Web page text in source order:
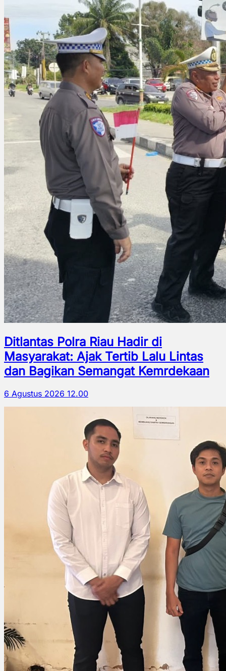
Ditlantas Polra Riau Hadir di
Masyarakat: Ajak Tertib Lalu Lintas
dan Bagikan Semangat Kemrdekaan
6 Agustus 2026 12.00